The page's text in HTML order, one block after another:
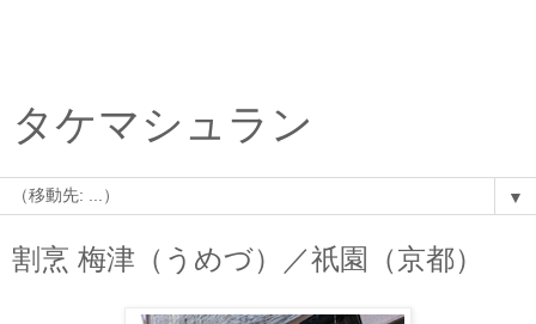
タケマシュラン
▼
割烹 梅津（うめづ）／祇園（京都）